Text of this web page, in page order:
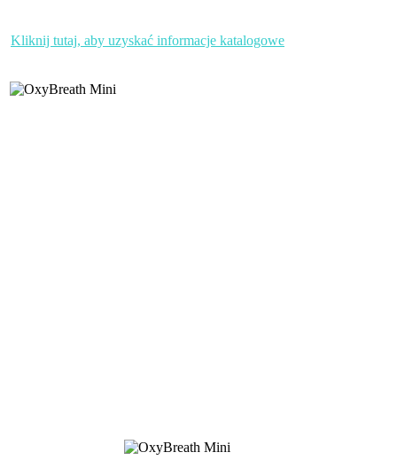
Kliknij tutaj, aby uzyskać informacje katalogowe